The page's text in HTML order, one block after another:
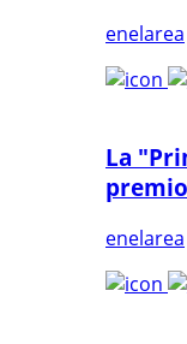
enelarea
La
enelarea